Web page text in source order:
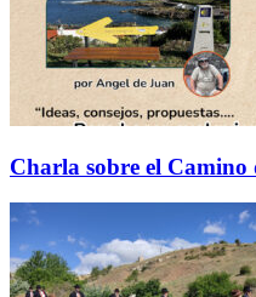
Charla sobre el